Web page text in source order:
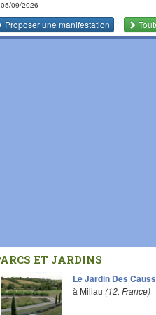
09/2026
Proposer une manifestation
ET JARDINS
Le Jardin Des
à Millau(12, France)